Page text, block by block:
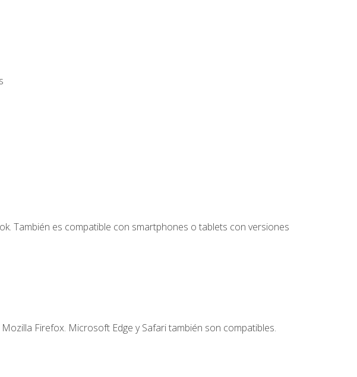
También es compatible con smartphones o tablets con versiones
Firefox. Microsoft Edge y Safari también son compatibles.